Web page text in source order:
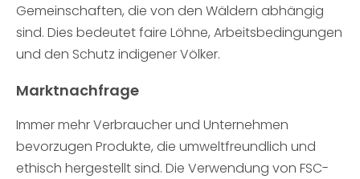
Gemeinschaften, die von den Wäldern abhängig
sind. Dies bedeutet faire Löhne, Arbeitsbedingungen
und den Schutz indigener Völker.
Marktnachfrage
Immer mehr Verbraucher und Unternehmen
bevorzugen Produkte, die umweltfreundlich und
ethisch hergestellt sind. Die Verwendung von FSC-